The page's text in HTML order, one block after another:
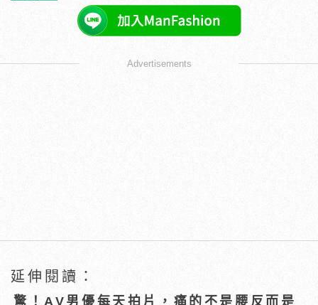
Advertisements
延伸閱讀：
驚！AV男優每天拍片，痛的不是腰反而是